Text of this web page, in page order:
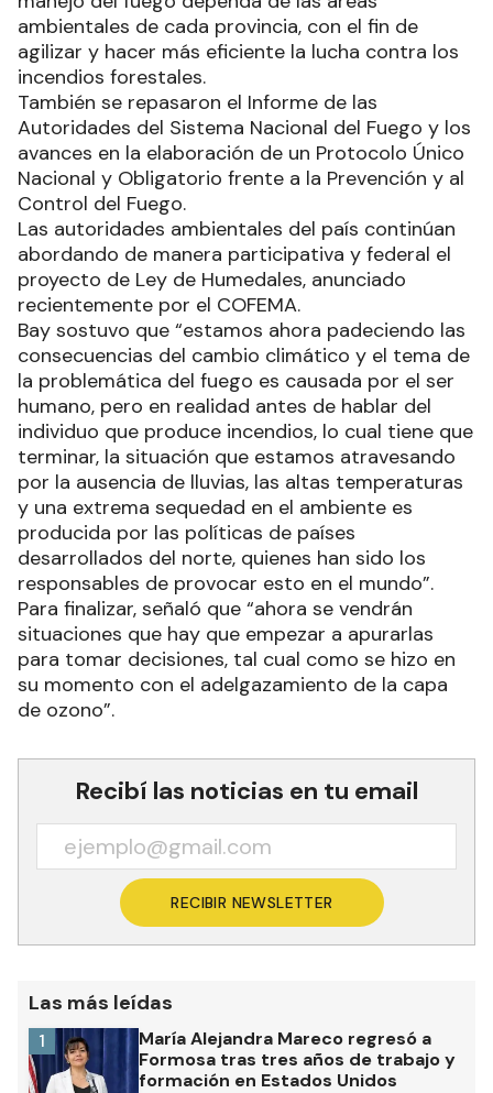
ambientales de cada provincia, con el fin de
agilizar y hacer más eficiente la lucha contra los
incendios forestales.
También se repasaron el Informe de las
Autoridades del Sistema Nacional del Fuego y los
avances en la elaboración de un Protocolo Único
Nacional y Obligatorio frente a la Prevención y al
Control del Fuego.
Las autoridades ambientales del país continúan
abordando de manera participativa y federal el
proyecto de Ley de Humedales, anunciado
recientemente por el COFEMA.
Bay sostuvo que “estamos ahora padeciendo las
consecuencias del cambio climático y el tema de
la problemática del fuego es causada por el ser
humano, pero en realidad antes de hablar del
individuo que produce incendios, lo cual tiene que
terminar, la situación que estamos atravesando
por la ausencia de lluvias, las altas temperaturas
y una extrema sequedad en el ambiente es
producida por las políticas de países
desarrollados del norte, quienes han sido los
responsables de provocar esto en el mundo”.
Para finalizar, señaló que “ahora se vendrán
situaciones que hay que empezar a apurarlas
para tomar decisiones, tal cual como se hizo en
su momento con el adelgazamiento de la capa
de ozono”.
Recibí las noticias en tu email
RECIBIR NEWSLETTER
Las más leídas
María Alejandra Mareco regresó a
Formosa tras tres años de trabajo y
formación en Estados Unidos
1